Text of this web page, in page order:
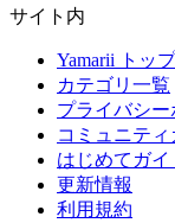
サイト内
Yamarii トップ
カテゴリ一覧
プライバシー
コミュニテ
はじめてガイ
更新情報
利用規約